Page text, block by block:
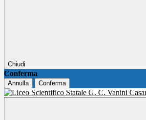
Chiudi
Conferma
Annulla Conferma